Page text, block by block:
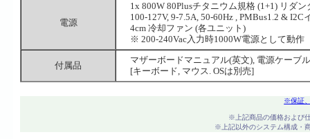
電源
1x 800W 80Plusチタニウム規格 (1+1) リダ
100-127V, 9-7.5A, 50-60Hz , PMBus1.2 &
4cm 冷却ファン (各ユニット)
※ 200-240Vac入力時1000W電源として動作
付属品
マザーボードマニュアル(英文), 電源ケーブ
[キーボード, マウス. OSは別売]
※保証
※上記商品の価格および
※上記以外のシステム構成・